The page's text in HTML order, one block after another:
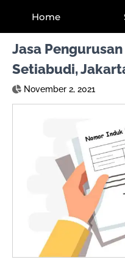
Home
Jasa
Setiabudi,
November 2, 2021